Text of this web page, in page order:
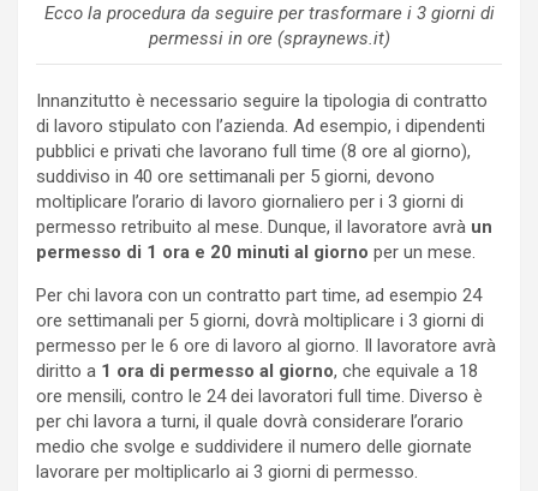
Ecco la procedura da seguire per trasformare i 3 giorni di
permessi in ore (spraynews.it)
Innanzitutto è necessario seguire la tipologia di contratto
di lavoro stipulato con l’azienda. Ad esempio, i dipendenti
pubblici e privati che lavorano full time (8 ore al giorno),
suddiviso in 40 ore settimanali per 5 giorni, devono
moltiplicare l’orario di lavoro giornaliero per i 3 giorni di
permesso retribuito al mese. Dunque, il lavoratore avrà un
permesso di 1 ora e 20 minuti al giorno per un mese.
Per chi lavora con un contratto part time, ad esempio 24
ore settimanali per 5 giorni, dovrà moltiplicare i 3 giorni di
permesso per le 6 ore di lavoro al giorno. Il lavoratore avrà
diritto a 1 ora di permesso al giorno, che equivale a 18
ore mensili, contro le 24 dei lavoratori full time. Diverso è
per chi lavora a turni, il quale dovrà considerare l’orario
medio che svolge e suddividere il numero delle giornate
lavorare per moltiplicarlo ai 3 giorni di permesso.